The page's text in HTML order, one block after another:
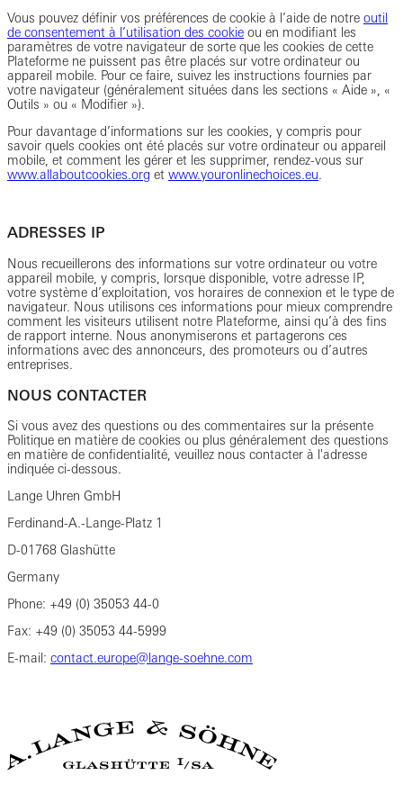
Vous pouvez définir vos préférences de cookie à l’aide de notre outil
de consentement à l’utilisation des cookie ou en modifiant les
paramètres de votre navigateur de sorte que les cookies de cette
Plateforme ne puissent pas être placés sur votre ordinateur ou
appareil mobile. Pour ce faire, suivez les instructions fournies par
votre navigateur (généralement situées dans les sections « Aide », «
Outils » ou « Modifier »).
Pour davantage d’informations sur les cookies, y compris pour
savoir quels cookies ont été placés sur votre ordinateur ou appareil
mobile, et comment les gérer et les supprimer, rendez-vous sur
www.allaboutcookies.org et www.youronlinechoices.eu.
ADRESSES IP
Nous recueillerons des informations sur votre ordinateur ou votre
appareil mobile, y compris, lorsque disponible, votre adresse IP,
votre système d’exploitation, vos horaires de connexion et le type de
navigateur. Nous utilisons ces informations pour mieux comprendre
comment les visiteurs utilisent notre Plateforme, ainsi qu’à des fins
de rapport interne. Nous anonymiserons et partagerons ces
informations avec des annonceurs, des promoteurs ou d’autres
entreprises.
NOUS CONTACTER
Si vous avez des questions ou des commentaires sur la présente
Politique en matière de cookies ou plus généralement des questions
en matière de confidentialité, veuillez nous contacter à l'adresse
indiquée ci-dessous.
Lange Uhren GmbH
Ferdinand-A.-Lange-Platz 1
D-01768 Glashütte
Germany
Phone: +49 (0) 35053 44-0
Fax: +49 (0) 35053 44-5999
E-mail: contact.europe@lange-soehne.com